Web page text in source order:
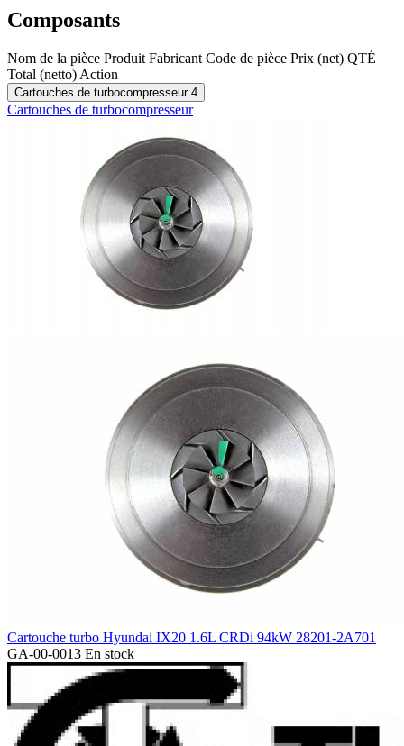
Composants
Nom de la pièce Produit Fabricant Code de pièce Prix (net) QTÉ
Total (netto) Action
Cartouches de turbocompresseur 4
Cartouches de turbocompresseur
Cartouche turbo Hyundai IX20 1.6L CRDi 94kW 28201-2A701
GA-00-0013 En stock